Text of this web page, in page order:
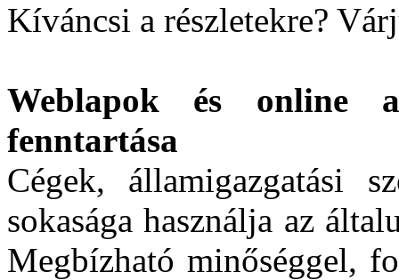
Kíváncsi a részletekre?
Weblapok és online
fenntartása
Cégek, államigazgatási
sokasága használja az
Megbízható minőséggel,